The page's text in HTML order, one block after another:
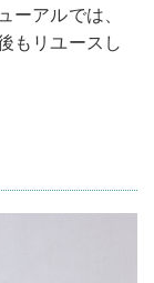
ーアルでは、
もリユースし